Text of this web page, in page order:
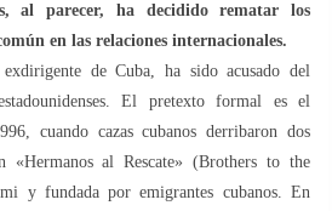
al parecer, ha decidido rematar los
en las relaciones internacionales.
de Cuba, ha sido acusado del
El pretexto formal es el
cuando cazas cubanos derribaron dos
«Hermanos al Rescate» (Brothers to the
y fundada por emigrantes cubanos. En